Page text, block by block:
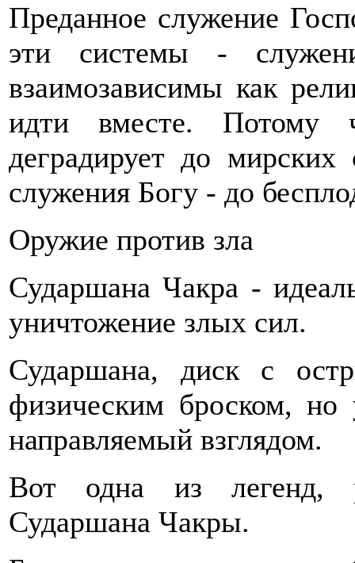
Преданное служение
эти системы -
взаимозависимы как
идти вместе. Потому
деградирует до
служения Богу - до
Оружие против зла
Сударшана Чакра -
уничтожение злых сил.
Сударшана, диск с
физическим броском,
направляемый взглядом.
Вот одна из легенд,
Сударшана Чакры.